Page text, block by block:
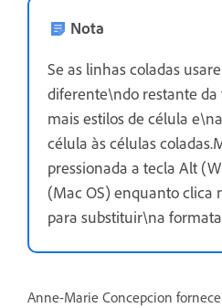
Nota
Se as linhas coladas
diferente\ndo restante
mais estilos de célula
célula às células
pressionada a tecla Alt
(Mac OS) enquanto clica
para substituir\na
Anne-Marie Concepcion